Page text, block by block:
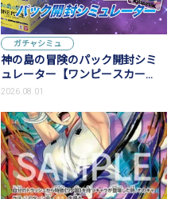
ガチャシミュ
神の島の冒険のパック開封シミ
ュレーター【ワンピースカー
ド】
2026.08.01